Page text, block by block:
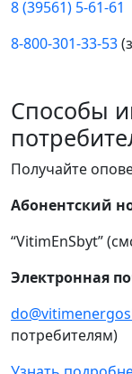
8 (39561) 5-61-61
8-800-301-33-53
Способы
Получайте
Абонентский
“VitimEnSbyt”
Электронная
потребителям)